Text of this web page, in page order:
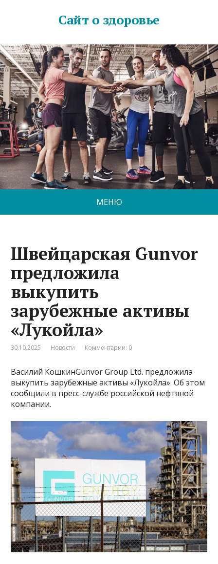
Сайт о здоровье
МЕНЮ
Швейцарская Gunvor
предложила
выкупить
зарубежные активы
«Лукойла»
30.10.2025 Новости Комментарии: 0
Василий КошкинGunvor Group Ltd. предложила
выкупить зарубежные активы «Лукойла». Об этом
сообщили в пресс-службе российской нефтяной
компании.